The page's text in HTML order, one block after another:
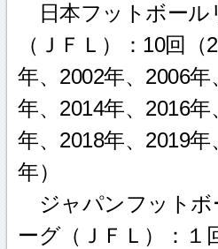
日本フットボール
（ＪＦＬ）：10回（
年、2002年、2006年
年、2014年、2016年
年、2018年、2019年
年）
ジャパンフットボ
ーグ（ＪＦＬ）：１